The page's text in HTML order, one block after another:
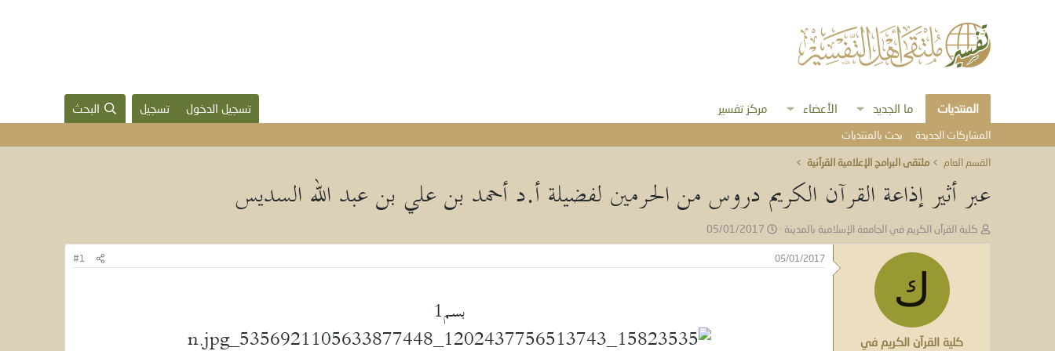
المنتديات ما الجديد الأعضاء مركز تفسير تسجيل الدخول تسجيل البحث
المشاركات الجديدة بحث بالمنتديات
القسم العام ملتقى البرامج الإعلامية القرآنية
عبر أثير إذاعة القرآن الكريم دروس من الحرمين لفضيلة أ.د أحمد بن علي بن عبد الله السديس
ب
ا
كلية القرآن الكريم في الجامعة الإسلامية بالمدينة
ت
ا
ي
05/01/2017
ك
كلية القرآن الكريم في
05/01/2017
#1
بسم1